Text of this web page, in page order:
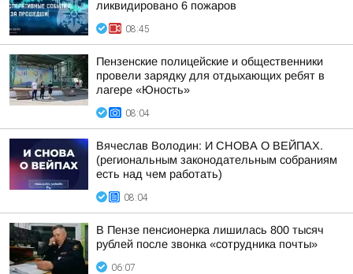
ликвидировано 6 пожаров
08:45
Пензенские полицейские и общественники
провели зарядку для отдыхающих ребят в
лагере «Юность»
08:04
Вячеслав Володин: И СНОВА О ВЕЙПАХ.
(региональным законодательным собраниям
есть над чем работать)
08:04
В Пензе пенсионерка лишилась 800 тысяч
рублей после звонка «сотрудника почты»
06:07